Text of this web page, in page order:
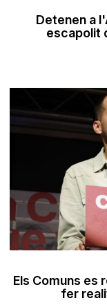
Detenen a
escapolit
Els Comuns es
fer